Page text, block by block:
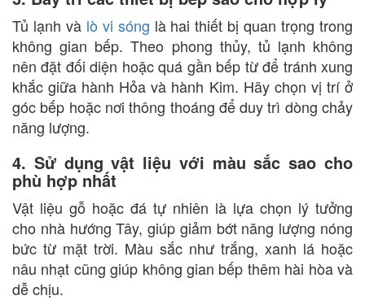
Tủ lạnh và lò vi sóng là hai thiết bị quan trọng trong
không gian bếp. Theo phong thủy, tủ lạnh không
nên đặt đối diện hoặc quá gần bếp từ để tránh xung
khắc giữa hành Hỏa và hành Kim. Hãy chọn vị trí ở
góc bếp hoặc nơi thông thoáng để duy trì dòng chảy
năng lượng.
4. Sử dụng vật liệu với màu sắc sao cho
phù hợp nhất
Vật liệu gỗ hoặc đá tự nhiên là lựa chọn lý tưởng
cho nhà hướng Tây, giúp giảm bớt năng lượng nóng
bức từ mặt trời. Màu sắc như trắng, xanh lá hoặc
nâu nhạt cũng giúp không gian bếp thêm hài hòa và
dễ chịu.